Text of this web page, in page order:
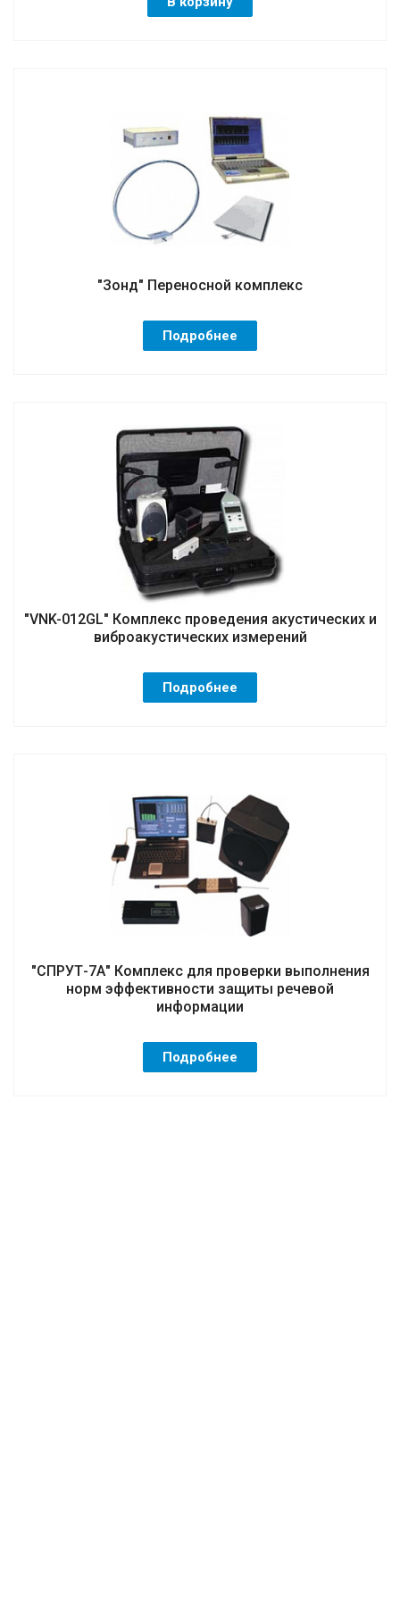
"Зонд" Переносной комплекс
Подробнее
"VNK-012GL" Комплекс проведения акустических и
виброакустических измерений
Подробнее
"СПРУТ-7А" Комплекс для проверки выполнения
норм эффективности защиты речевой
информации
Подробнее